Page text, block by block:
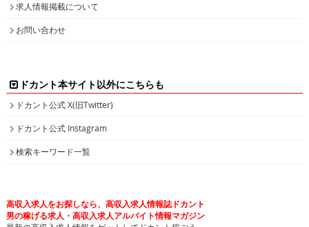
求人情報掲載について
お問い合わせ
ドカント本サイト以外にこちらも
ドカント公式 X(旧Twitter)
ドカント公式 Instagram
検索キーワード一覧
高収入求人をお探しなら、高収入求人情報誌ドカント
男の稼げる求人・高収入求人アルバイト情報マガジン